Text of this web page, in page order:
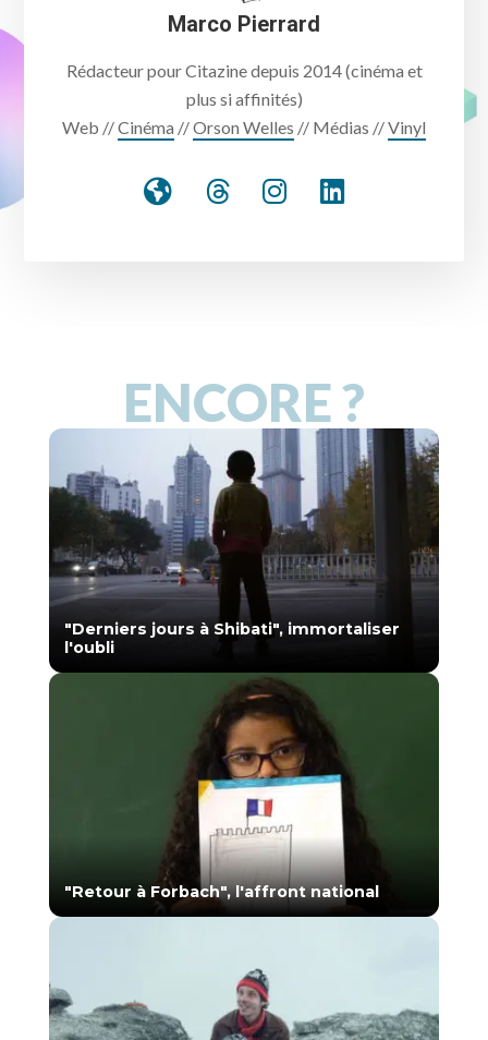
Marco Pierrard
Rédacteur pour Citazine depuis 2014 (cinéma et
plus si affinités)
Web //Cinéma //Orson Welles // Médias //Vinyl
ENCORE ?
"Derniers jours à Shibati", immortaliser
l'oubli
"Retour à Forbach", l'affront national